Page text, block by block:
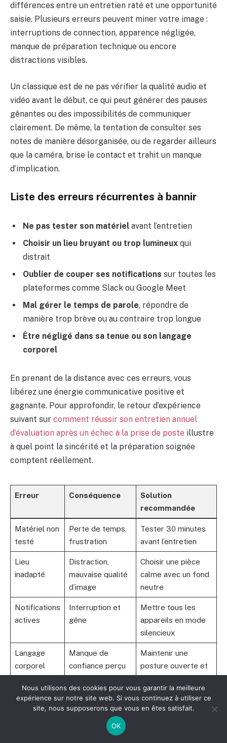
différences entre un entretien raté et une opportunité
saisie. Plusieurs erreurs peuvent miner votre image :
interruptions de connection, apparence négligée,
manque de préparation technique ou encore
distractions visibles.
Un classique est de ne pas vérifier la qualité audio et
vidéo avant le début, ce qui peut générer des pauses
gênantes ou des impossibilités de communiquer
clairement. De même, la tentation de consulter ses
notes de manière désorganisée, ou de regarder ailleurs
que la caméra, brise le contact et trahit un manque
d’implication.
Liste des erreurs récurrentes à bannir
Ne pas tester son matériel avant l’entretien
Choisir un lieu bruyant ou trop lumineux qui
distrait
Oublier de couper ses notifications sur toutes les
plateformes comme Slack ou Google Meet
Mal gérer le temps de parole, répondre de
manière trop brève ou au contraire trop longue
Être négligé dans sa tenue ou son langage
corporel
En prenant de la distance avec ces erreurs, vous
libérez une énergie communicative positive et
gagnante. Pour approfondir, le retour d’expérience
suivant sur comment réussir son entretien annuel
d’évaluation après un échec à la prise de poste illustre
à quel point la sincérité et la préparation soignée
comptent réellement.
Erreur Conséquence
Solution
recommandée
Matériel non
testé
Perte de temps,
frustration
Tester 30 minutes
avant l’entretien
Lieu
inadapté
Distraction,
mauvaise qualité
d’image
Choisir une pièce
calme avec un fond
neutre
Notifications
actives
Interruption et
gêne
Mettre tous les
appareils en mode
silencieux
Langage
corporel
Manque de
confiance perçu
Maintenir une
posture ouverte et
Manque de
préparation
Réponses
confuses, perte
de crédibilité
Préparer les
réponses et
Nous utilisons des cookies pour vous garantir la meilleure
expérience sur notre site web. Si vous continuez à utiliser ce
site, nous supposerons que vous en êtes satisfait.
OK